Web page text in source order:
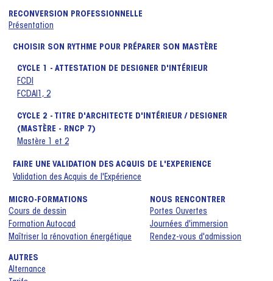
RECONVERSION PROFESSIONNELLE
Présentation
CHOISIR SON RYTHME POUR PRÉPARER SON MASTÈRE
CYCLE 1 - ATTESTATION DE DESIGNER D'INTÉRIEUR
FCDI
FCDAI1, 2
CYCLE 2 - TITRE D'ARCHITECTE D'INTÉRIEUR / DESIGNER
(MASTÈRE - RNCP 7)
Mastère 1 et 2
FAIRE UNE VALIDATION DES ACQUIS DE L'EXPERIENCE
Validation des Acquis de l'Expérience
MICRO-FORMATIONS
Cours de dessin
Formation Autocad
Maîtriser la rénovation énergétique
NOUS RENCONTRER
Portes Ouvertes
Journées d'immersion
Rendez-vous d'admission
AUTRES
Alternance